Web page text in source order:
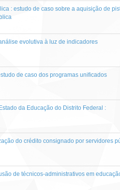
: estudo de caso sobre a aquisição de
evolutiva à luz de indicadores
de caso dos programas unificados
da Educação do Distrito Federal :
do crédito consignado por servidores
de técnicos-administrativos em